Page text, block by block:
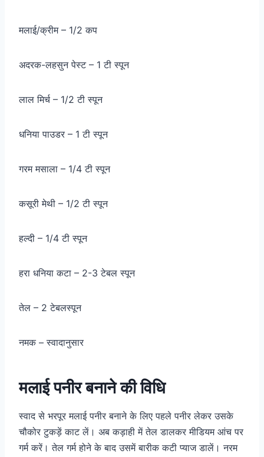
मलाई/क्रीम – 1/2 कप
अदरक-लहसुन पेस्ट – 1 टी स्पून
लाल मिर्च – 1/2 टी स्पून
धनिया पाउडर – 1 टी स्पून
गरम मसाला – 1/4 टी स्पून
कसूरी मेथी – 1/2 टी स्पून
हल्दी – 1/4 टी स्पून
हरा धनिया कटा – 2-3 टेबल स्पून
तेल – 2 टेबलस्पून
नमक – स्वादानुसार
मलाई पनीर बनाने की विधि
स्वाद से भरपूर मलाई पनीर बनाने के लिए पहले पनीर लेकर उसके
चौकोर टुकड़ें काट लें। अब कड़ाही में तेल डालकर मीडियम आंच पर
गर्म करें। तेल गर्म होने के बाद उसमें बारीक कटी प्याज डालें। नरम